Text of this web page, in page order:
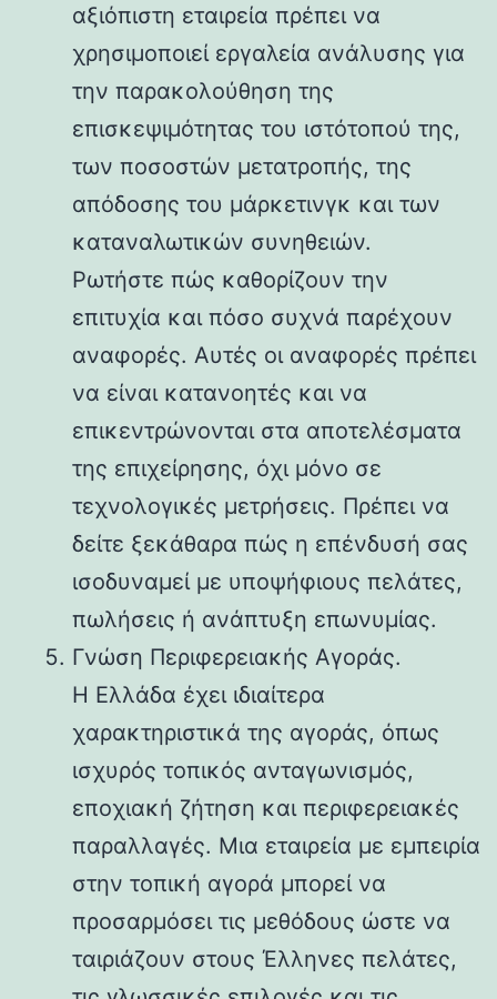
αξιόπιστη εταιρεία πρέπει να
χρησιμοποιεί εργαλεία ανάλυσης για
την παρακολούθηση της
επισκεψιμότητας του ιστότοπού της,
των ποσοστών μετατροπής, της
απόδοσης του μάρκετινγκ και των
καταναλωτικών συνηθειών.
Ρωτήστε πώς καθορίζουν την
επιτυχία και πόσο συχνά παρέχουν
αναφορές. Αυτές οι αναφορές πρέπει
να είναι κατανοητές και να
επικεντρώνονται στα αποτελέσματα
της επιχείρησης, όχι μόνο σε
τεχνολογικές μετρήσεις. Πρέπει να
δείτε ξεκάθαρα πώς η επένδυσή σας
ισοδυναμεί με υποψήφιους πελάτες,
πωλήσεις ή ανάπτυξη επωνυμίας.
Γνώση Περιφερειακής Αγοράς.
Η Ελλάδα έχει ιδιαίτερα
χαρακτηριστικά της αγοράς, όπως
ισχυρός τοπικός ανταγωνισμός,
εποχιακή ζήτηση και περιφερειακές
παραλλαγές. Μια εταιρεία με εμπειρία
στην τοπική αγορά μπορεί να
προσαρμόσει τις μεθόδους ώστε να
ταιριάζουν στους Έλληνες πελάτες,